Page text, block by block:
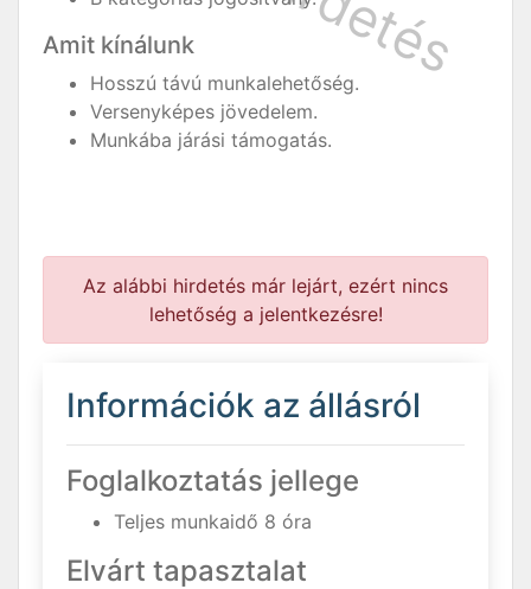
Amit kínálunk
Hosszú távú munkalehetőség.
Versenyképes jövedelem.
Munkába járási támogatás.
Az alábbi hirdetés már lejárt, ezért nincs
lehetőség a jelentkezésre!
Információk az állásról
Foglalkoztatás jellege
Teljes munkaidő 8 óra
Elvárt tapasztalat